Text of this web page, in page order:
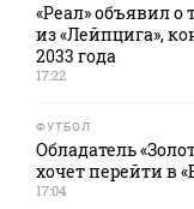
«Реал» объявил
из «Лейпцига»,
2033 года
17:22
ФУТБОЛ
Обладатель
хочет перейти в
17:04